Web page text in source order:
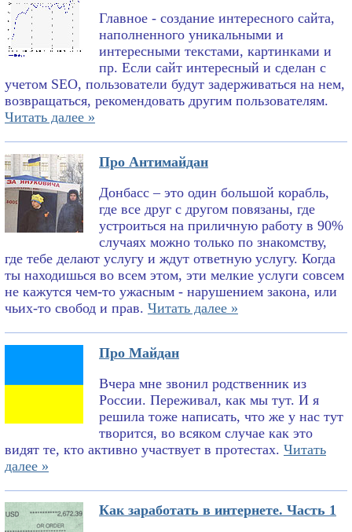
Главное - создание интересного сайта,
наполненного уникальными и
интересными текстами, картинками и
пр. Если сайт интересный и сделан с
учетом SEO, пользователи будут задерживаться на нем,
возвращаться, рекомендовать другим пользователям.
Читать далее »
Про Антимайдан
Донбасс – это один большой корабль,
где все друг с другом повязаны, где
устроиться на приличную работу в 90%
случаях можно только по знакомству,
где тебе делают услугу и ждут ответную услугу. Когда
ты находишься во всем этом, эти мелкие услуги совсем
не кажутся чем-то ужасным - нарушением закона, или
чьих-то свобод и прав. Читать далее »
Про Майдан
Вчера мне звонил родственник из
России. Переживал, как мы тут. И я
решила тоже написать, что же у нас тут
творится, во всяком случае как это
видят те, кто активно участвует в протестах. Читать
далее »
Как заработать в интернете. Часть 1